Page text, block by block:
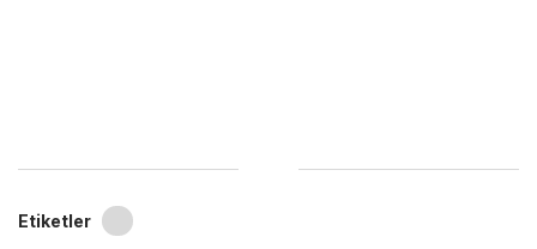
Etiketler